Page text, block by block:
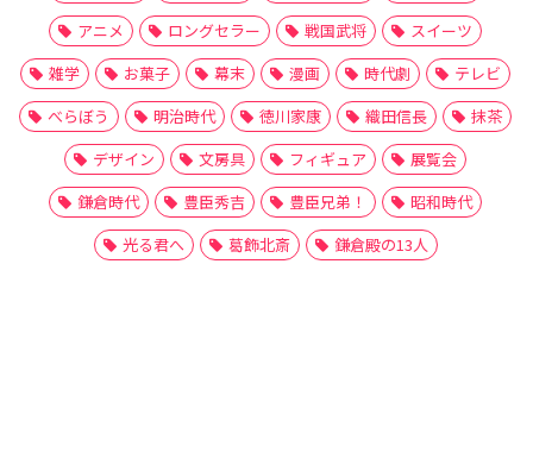
アニメ
ロングセラー 戦国武将
スイーツ
雑学
お菓子 幕末 漫画 時代劇
テレビ
べらぼう
明治時代 徳川家康 織田信長
抹茶
デザイン
文房具 フィギュア
展覧会
鎌倉時代
豊臣秀吉 豊臣兄弟！
昭和時代
光る君へ
葛飾北斎 鎌倉殿の13人